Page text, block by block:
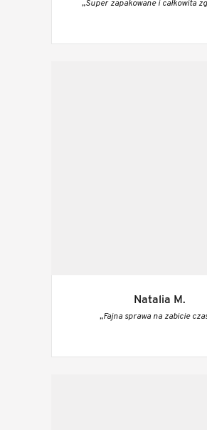
„Super zapakowane i całkowita
Natalia M.
„Fajna sprawa na zabicie